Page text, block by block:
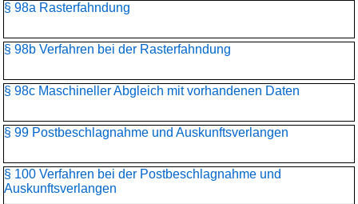
§ 98a Rasterfahndung
§ 98b Verfahren bei der Rasterfahndung
§ 98c Maschineller Abgleich mit vorhandenen Daten
§ 99 Postbeschlagnahme und Auskunftsverlangen
§ 100 Verfahren bei der Postbeschlagnahme und
Auskunftsverlangen